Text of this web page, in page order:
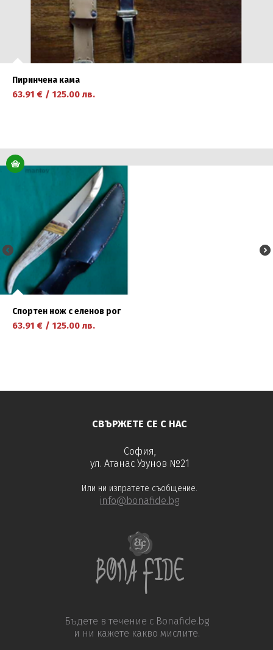
Пиринчена кама
63.91 € / 125.00 лв.
научете повече
Спортен нож с еленов рог
63.91 € / 125.00 лв.
научете повече
СВЪРЖЕТЕ СЕ С НАС
София,
ул. Атанас Узунов №21
Или ни изпратете съобщение.
info@bonafide.bg
Бъдете в течение с Bonafide.bg
и ни кажете какво мислите.